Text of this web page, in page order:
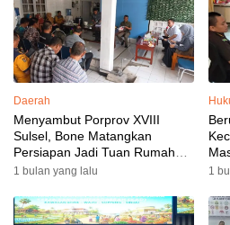
Daerah
Menyambut Porprov XVIII
Sulsel, Bone Matangkan
Persiapan Jadi Tuan Rumah
yang Berkesan: Wakil Bupati
Targetkan Venue dan
Akomodasi Rampung
1 bulan yang lalu 1